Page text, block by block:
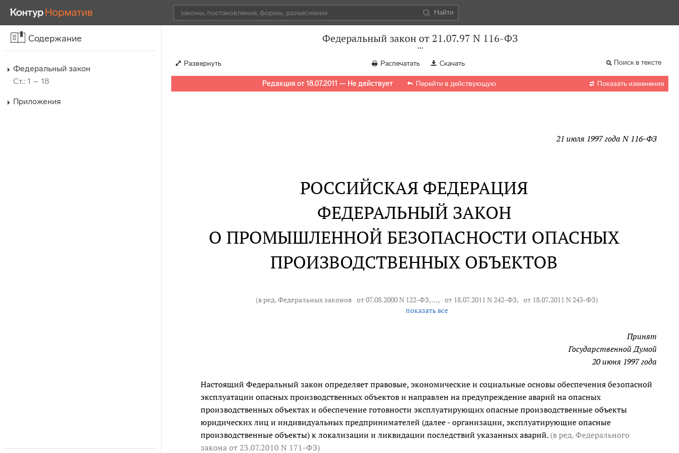
Найти
Содержание
Федеральный закон
Ст.: 1 – 18
Приложения
Федеральный закон от 21.07.97 N 116-ФЗ
Развернуть Распечатать Скачать Поиск в тексте
Редакция от 18.07.2011 — Не действует Перейти в действующую  Показать изменения
21 июля 1997 года N 116-ФЗ
РОССИЙСКАЯ ФЕДЕРАЦИЯ
ФЕДЕРАЛЬНЫЙ ЗАКОН
О ПРОМЫШЛЕННОЙ БЕЗОПАСНОСТИ ОПАСНЫХ
ПРОИЗВОДСТВЕННЫХ ОБЪЕКТОВ
(в ред. Федеральных законов от 07.08.2000 N 122-ФЗ, … , от 18.07.2011 N 242-ФЗ, от 18.07.2011 N 243-ФЗ)
показать все
Принят
Государственной Думой
20 июня 1997 года
Настоящий Федеральный закон определяет правовые, экономические и социальные основы обеспечения безопасной
эксплуатации опасных производственных объектов и направлен на предупреждение аварий на опасных
производственных объектах и обеспечение готовности эксплуатирующих опасные производственные объекты
юридических лиц и индивидуальных предпринимателей (далее - организации, эксплуатирующие опасные
производственные объекты) к локализации и ликвидации последствий указанных аварий. (в ред. Федерального
закона от 23.07.2010 N 171-ФЗ)